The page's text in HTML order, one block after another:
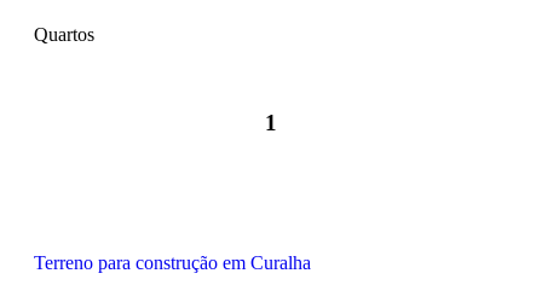
Quartos
1
Terreno para construção em Curalha